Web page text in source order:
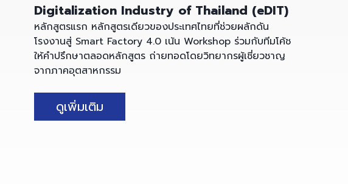
Digitalization Industry of Thailand (eDIT)
หลักสูตรแรก หลักสูตรเดียวของประเทศไทยที่ช่วยผลักดัน
โรงงานสู่ Smart Factory 4.0 เน้น Workshop ร่วมกับทีมโค้ช
ให้คำปรึกษาตลอดหลักสูตร ถ่ายทอดโดยวิทยากรผู้เชี่ยวชาญ
จากภาคอุตสาหกรรม
ดูเพิ่มเติม